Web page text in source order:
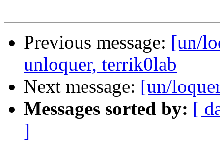
Previous message: [un/
unloquer, terrik0lab
Next message: [un/
Messages sorted by: [
]